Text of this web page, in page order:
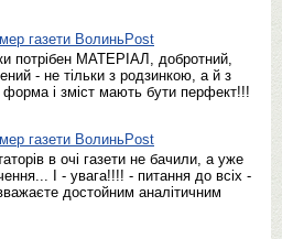
газети ВолиньPost
потрібен МАТЕРІАЛ, добротний,
- не тільки з родзинкою, а й з
і зміст мають бути перфект!!!
газети ВолиньPost
в очі газети не бачили, а уже
І - увага!!!! - питання до всіх -
достойним аналітичним